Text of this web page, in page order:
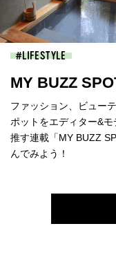
LIFESTYLE
MY BUZZ
ファッション、ビュー
ポットをエディター&
推す連載「MY BUZZ
んでみよう！